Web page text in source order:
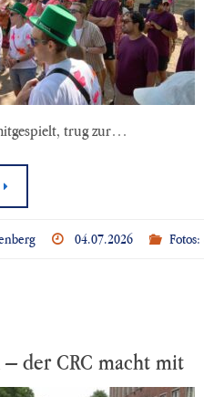
trug zur…
04.07.2026
der CRC macht mit